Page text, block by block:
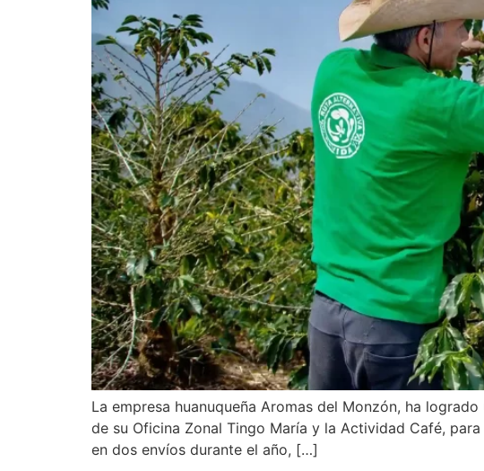
La empresa huanuqueña Aromas del Monzón, ha
de su Oficina Zonal Tingo María y la Actividad Café,
en dos envíos durante el año, […]